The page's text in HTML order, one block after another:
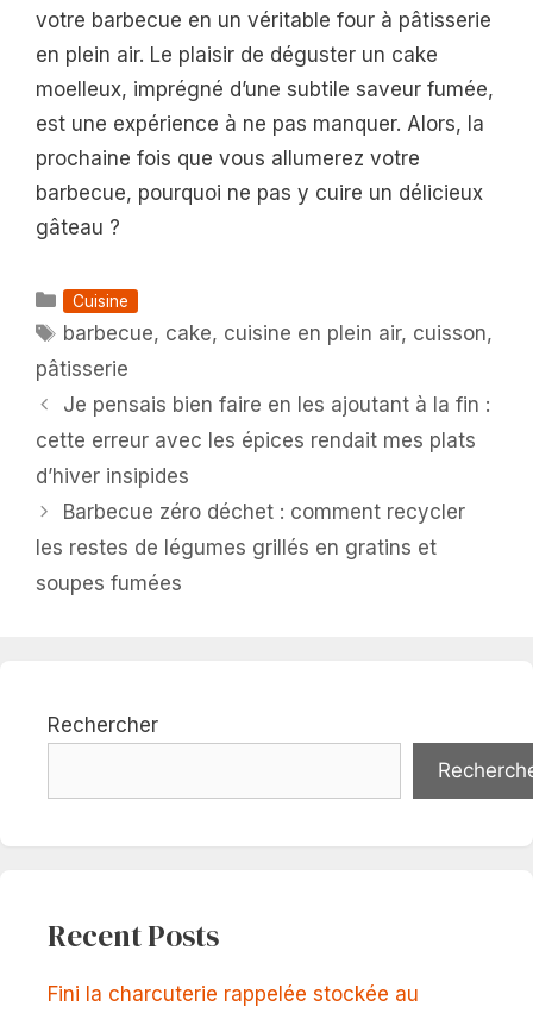
votre barbecue en un véritable four à pâtisserie
en plein air. Le plaisir de déguster un cake
moelleux, imprégné d’une subtile saveur fumée,
est une expérience à ne pas manquer. Alors, la
prochaine fois que vous allumerez votre
barbecue, pourquoi ne pas y cuire un délicieux
gâteau ?
Catégories
Cuisine
Étiquettes
barbecue, cake, cuisine en plein air, cuisson,
pâtisserie
Je pensais bien faire en les ajoutant à la fin :
cette erreur avec les épices rendait mes plats
d’hiver insipides
Barbecue zéro déchet : comment recycler
les restes de légumes grillés en gratins et
soupes fumées
Rechercher
Recent Posts
Fini la charcuterie rappelée stockée au